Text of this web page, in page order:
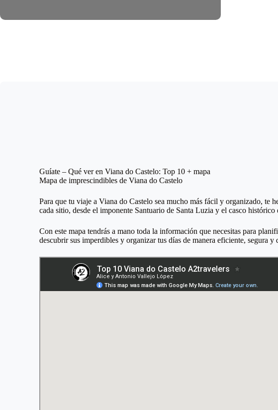
Guíate – Qué ver en Viana do Castelo: Top 10 + mapa
Mapa de imprescindibles de Viana do Castelo
Para que tu viaje a Viana do Castelo sea mucho más fácil y organizado, te
cada sitio, desde el imponente Santuario de Santa Luzia y el casco
Con este mapa tendrás a mano toda la información que necesitas para
descubrir sus imperdibles y organizar tus días de manera eficiente, segura y